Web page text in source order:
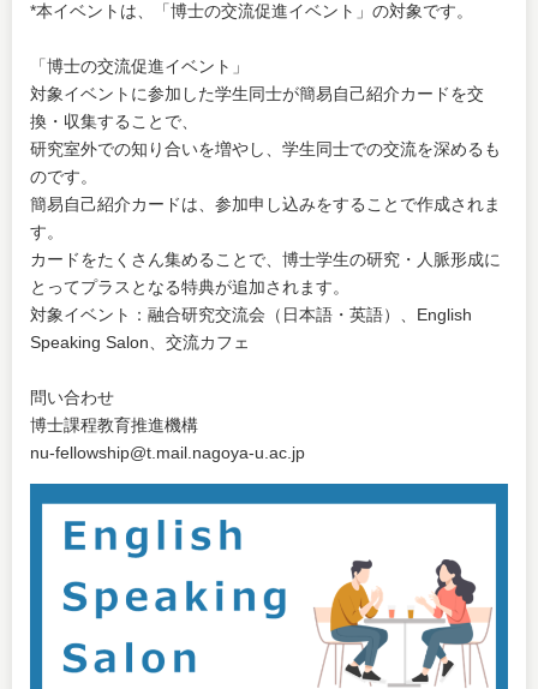
*本イベントは、「博士の交流促進イベント」の対象です。
「博士の交流促進イベント」
対象イベントに参加した学生同士が簡易自己紹介カードを交
換・収集することで、
研究室外での知り合いを増やし、学生同士での交流を深めるも
のです。
簡易自己紹介カードは、参加申し込みをすることで作成されま
す。
カードをたくさん集めることで、博士学生の研究・人脈形成に
とってプラスとなる特典が追加されます。
対象イベント：融合研究交流会（日本語・英語）、English
Speaking Salon、交流カフェ
問い合わせ
博士課程教育推進機構
nu-fellowship@t.mail.nagoya-u.ac.jp